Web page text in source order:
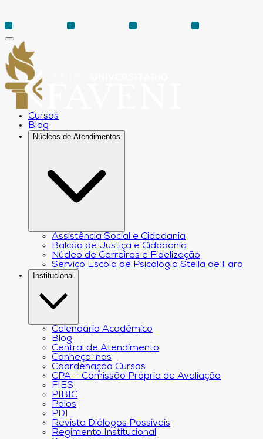
Cursos
Blog
Núcleos de Atendimentos
Assistência Social e Cidadania
Balcão de Justiça e Cidadania
Núcleo de Carreiras e Fidelização
Serviço Escola de Psicologia Stella de Faro
Institucional
Calendário Acadêmico
Blog
Central de Atendimento
Conheça-nos
Coordenação Cursos
CPA – Comissão Própria de Avaliação
FIES
PIBIC
Polos
PDI
Revista Diálogos Possíveis
Regimento Institucional